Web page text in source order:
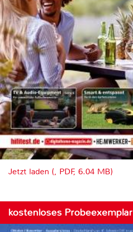
Jetzt laden (, PDF, 6.04 MB)
kostenloses Probeexemplar